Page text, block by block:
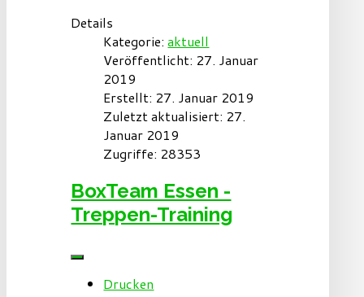
Details
Kategorie:aktuell
Veröffentlicht: 27. Januar
2019
Erstellt: 27. Januar 2019
Zuletzt aktualisiert: 27.
Januar 2019
Zugriffe: 28353
BoxTeam Essen -
Treppen-Training
Drucken